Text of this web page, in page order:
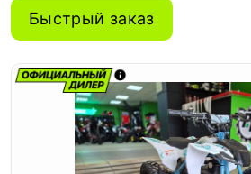
Быстрый заказ